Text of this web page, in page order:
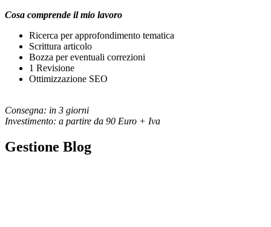
Cosa comprende il mio lavoro
Ricerca per approfondimento tematica
Scrittura articolo
Bozza per eventuali correzioni
1 Revisione
Ottimizzazione SEO
Consegna: in 3 giorni
Investimento: a partire da 90 Euro + Iva
Gestione Blog